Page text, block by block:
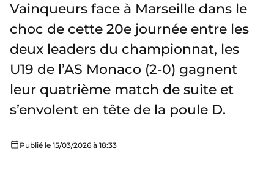
Vainqueurs face à Marseille dans le
choc de cette 20e journée entre les
deux leaders du championnat, les
U19 de l’AS Monaco (2-0) gagnent
leur quatrième match de suite et
s’envolent en tête de la poule D.
Publié le 15/03/2026 à 18:33